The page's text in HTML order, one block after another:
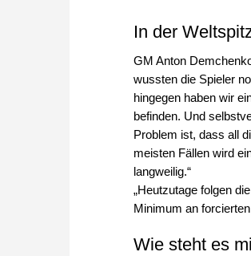
In der
GM Anton
wussten die Spieler
hingegen haben wir
befinden. Und
Problem ist, dass all
meisten Fällen wird
langweilig.“
„Heutzutage folgen
Minimum an
Wie steht es